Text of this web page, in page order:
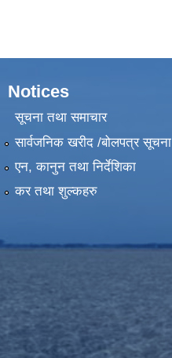
Notices
सूचना तथा समाचार
सार्वजनिक खरीद /बोलपत्र सूचना
एन, कानुन तथा निर्देशिका
कर तथा शुल्कहरु